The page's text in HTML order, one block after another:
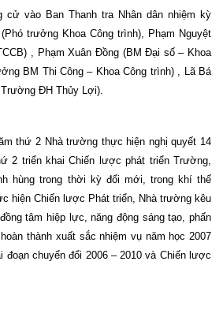
cử vào Ban Thanh tra Nhân dân nhiệm kỳ
trưởng Khoa Công trình), Phạm Nguyệt
, Phạm Xuân Đồng (BM Đại số – Khoa
BM Thi Công – Khoa Công trình) , Lã Bá
ĐH Thủy Lợi).
thứ 2 Nhà trường thực hiện nghị quyết 14
2 triển khai Chiến lược phát triển Trường,
hùng trong thời kỳ đổi mới, trong khí thế
hiện Chiến lược Phát triển, Nhà trường kêu
tâm hiệp lực, năng động sáng tạo, phấn
thành xuất sắc nhiệm vụ năm học 2007
đoạn chuyển đổi 2006 – 2010 và Chiến lược